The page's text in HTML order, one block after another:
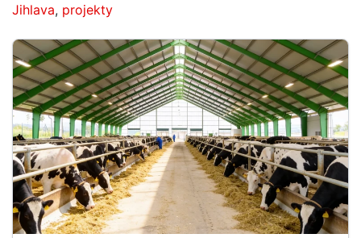
Jihlava, projekty